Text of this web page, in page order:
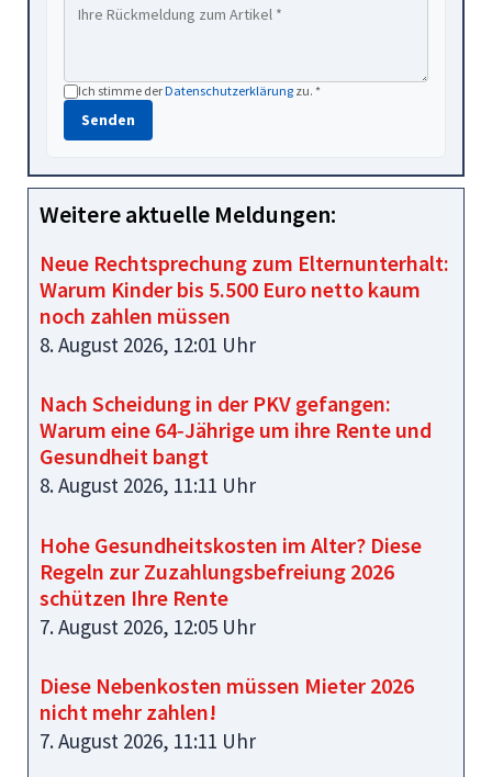
Ich stimme derDatenschutzerklärung zu. *
Senden
Weitere aktuelle Meldungen:
Neue Rechtsprechung zum Elternunterhalt:
Warum Kinder bis 5.500 Euro netto kaum
noch zahlen müssen
8. August 2026, 12:01 Uhr
Nach Scheidung in der PKV gefangen:
Warum eine 64‑Jährige um ihre Rente und
Gesundheit bangt
8. August 2026, 11:11 Uhr
Hohe Gesundheitskosten im Alter? Diese
Regeln zur Zuzahlungsbefreiung 2026
schützen Ihre Rente
7. August 2026, 12:05 Uhr
Diese Nebenkosten müssen Mieter 2026
nicht mehr zahlen!
7. August 2026, 11:11 Uhr